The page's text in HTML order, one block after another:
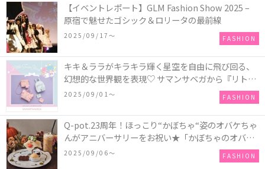
【イベントレポート】GLM Fashion Show 2025 –
原宿で魅せたゴシック＆ロリータの最前線
2025/09/17〜 FASHION
キキ＆ララがキラキラ輝く星空を自由に飛び回る、
幻想的な世界観を表現♡ サマンサベガから『リトル
ツインスターズ』50周年アニバーサリーイヤー』を
2025/09/01〜 FASHION
Q-pot.23周年！ほっこり“かぼちゃ“姿のオバケちゃ
んがアニバーサリーをお祝い★「かぼちゃのオバケ
ーキアクセサリー」が新発売！Q-pot CAFE.では
「かぼちゃのオバケーキプレート」も登場
2025/09/06〜 FASHION